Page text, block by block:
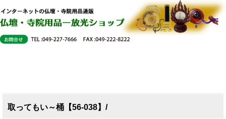
取ってもい～桶【56-038】/